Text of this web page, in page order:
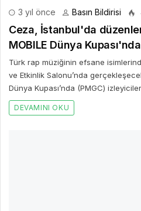
3 yıl önce Basın Bildirisi
Ceza, İstanbul'da
MOBILE Dünya
Türk rap müziğinin efsane
ve Etkinlik Salonu’nda
Dünya Kupası’nda (PMGC)
DEVAMINI OKU